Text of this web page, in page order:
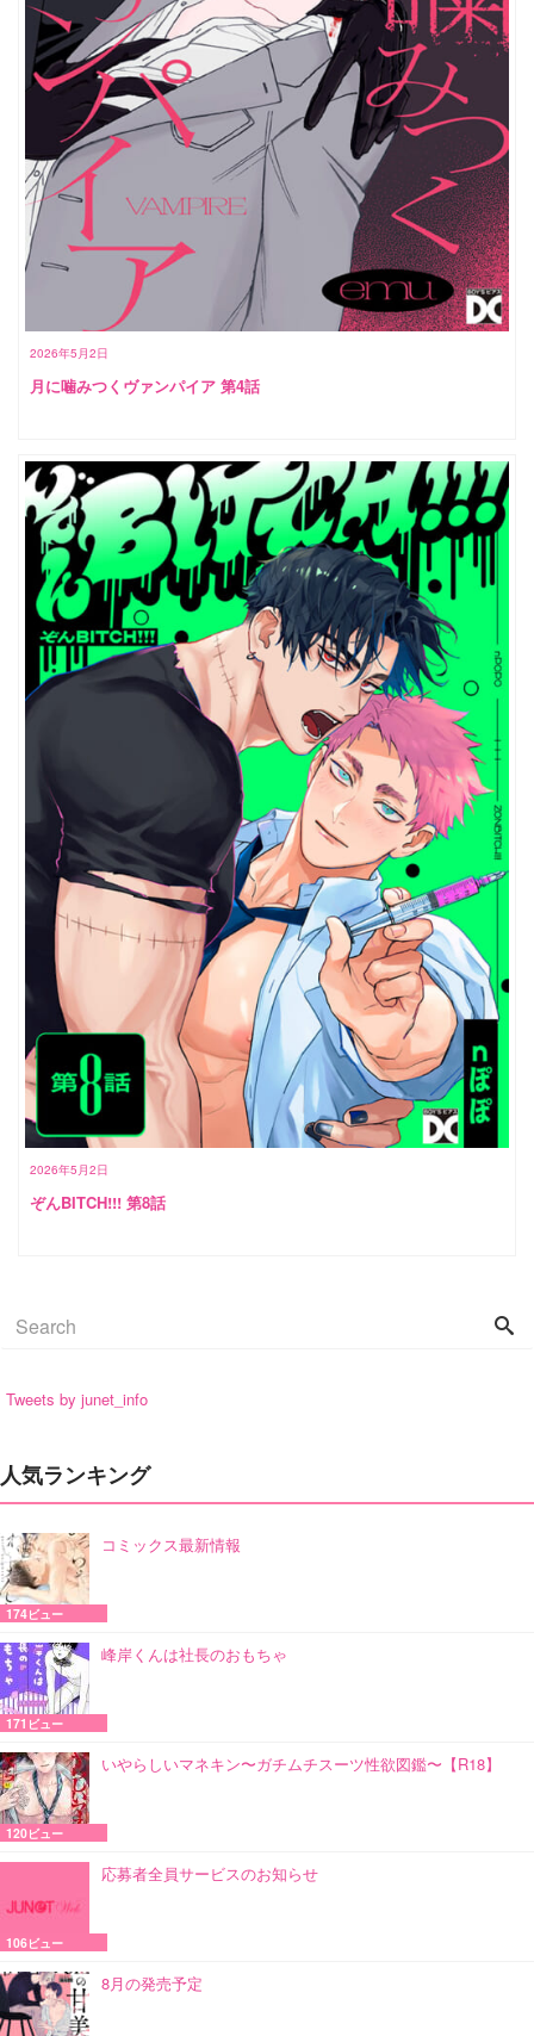
2026年5月2日
月に噛みつくヴァンパイア 第4話
2026年5月2日
ぞんBITCH!!! 第8話
Tweets by junet_info
人気ランキング
コミックス最新情報
174ビュー
峰岸くんは社長のおもちゃ
171ビュー
いやらしいマネキン〜ガチムチスーツ性欲図鑑〜【R18】
120ビュー
応募者全員サービスのお知らせ
106ビュー
8月の発売予定